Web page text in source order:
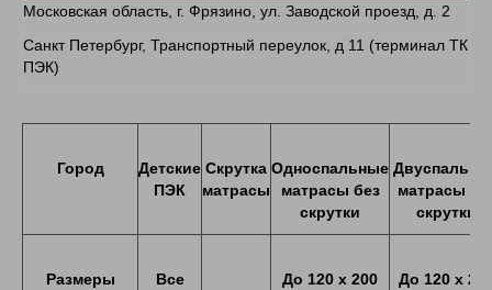
Московская область, г. Фрязино, ул. Заводской проезд, д. 2
Санкт Петербург, Транспортный переулок, д 11 (терминал ТК
ПЭК)
Город
Детские
ПЭК
Скрутка
матрасы
Односпальные
матрасы без
скрутки
матрасы
скрутки
Размеры
Все
До 120 х 200
До 120 х